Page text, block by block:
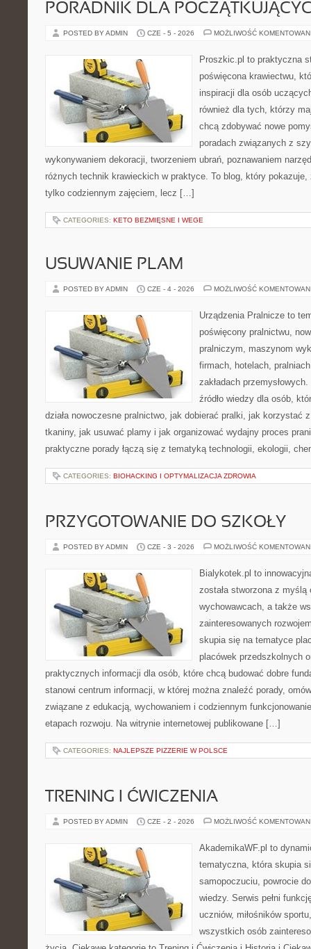
PORADNIK DLA
POSTED BY ADMIN CZE - 5 - 2026 MOŻLIWOŚĆ
Proszkic.pl to praktyczna
poświęcona krawiectwu,
inspiracji dla osób
również dla tych, którzy
chcą zdobywać nowe
poradach związanych z
wykonywaniem dekoracji, tworzeniem ubrań, poznawaniem
różnych technik krawieckich w praktyce. To blog, który
tylko codziennym zajęciem, lecz […]
CATEGORIES: KETO BEZMIĘSNE I WEGE
USUWANIE PLAM
POSTED BY ADMIN CZE - 4 - 2026 MOŻLIWOŚĆ
Urządzenia Pralnicze to
poświęcony pralnictwu,
pralniczym, maszynom
firmach, hotelach,
zakładach
źródło wiedzy dla osób,
działa nowoczesne pralnictwo, jak dobierać pralki, jak korzystać
tkaniny, jak usuwać plamy i jak organizować wydajny proces
praktyczne porady łączą się z tematyką technologii, ekologii,
CATEGORIES: BIOHACKING I OPTYMALIZACJA ZDROWIA
PRZYGOTOWANIE DO SZKOŁY
POSTED BY ADMIN CZE - 3 - 2026 MOŻLIWOŚĆ
Bialykotek.pl to
została stworzona z myślą
wychowawcach, a także
zainteresowanych
skupia się na tematyce
placówek przedszkolnych
praktycznych informacji dla osób, które chcą budować dobre
stanowi centrum informacji, w której można znaleźć porady,
związane z edukacją, wychowaniem i codziennym
etapach rozwoju. Na witrynie internetowej publikowane […]
CATEGORIES: NAJLEPSZE PIZZERIE W POLSCE
TRENING I ĆWICZENIA
POSTED BY ADMIN CZE - 2 - 2026 MOŻLIWOŚĆ
AkademikaWF.pl to
tematyczna, która skupia
samopoczuciu, powrocie
wiedzy. Serwis pełni
uczniów, miłośników
wszystkich osób